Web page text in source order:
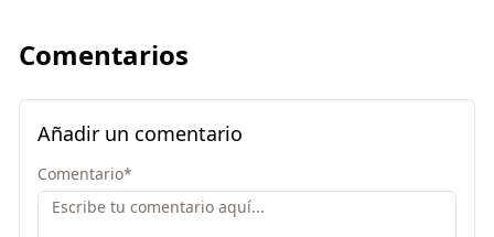
Comentarios
Añadir un comentario
Comentario*